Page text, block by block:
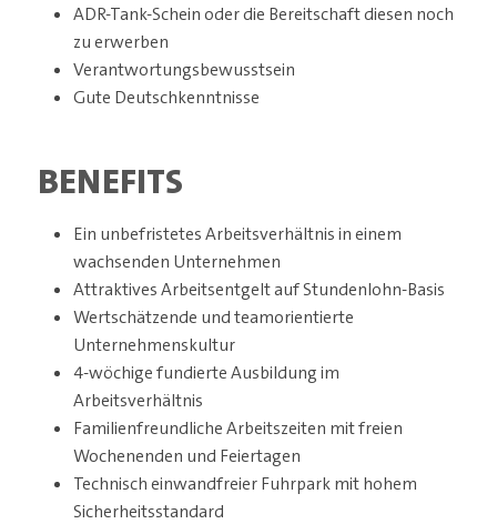
ADR-Tank-Schein oder die Bereitschaft diesen noch
zu erwerben
Verantwortungsbewusstsein
Gute Deutschkenntnisse
BENEFITS
Ein unbefristetes Arbeitsverhältnis in einem
wachsenden Unternehmen
Attraktives Arbeitsentgelt auf Stundenlohn-Basis
Wertschätzende und teamorientierte
Unternehmenskultur
4-wöchige fundierte Ausbildung im
Arbeitsverhältnis
Familienfreundliche Arbeitszeiten mit freien
Wochenenden und Feiertagen
Technisch einwandfreier Fuhrpark mit hohem
Sicherheitsstandard